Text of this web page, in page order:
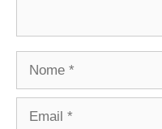
Nome
Email